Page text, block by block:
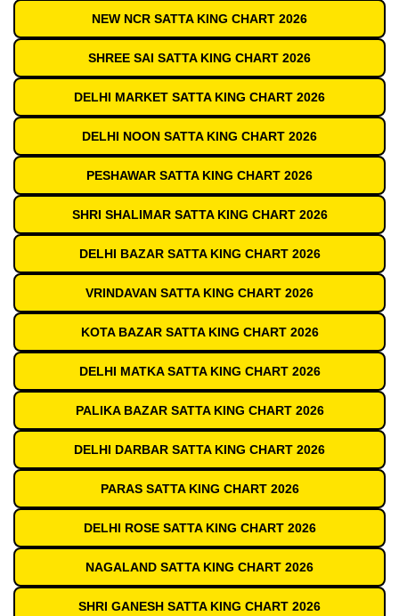
NEW NCR SATTA KING CHART 2026
SHREE SAI SATTA KING CHART 2026
DELHI MARKET SATTA KING CHART 2026
DELHI NOON SATTA KING CHART 2026
PESHAWAR SATTA KING CHART 2026
SHRI SHALIMAR SATTA KING CHART 2026
DELHI BAZAR SATTA KING CHART 2026
VRINDAVAN SATTA KING CHART 2026
KOTA BAZAR SATTA KING CHART 2026
DELHI MATKA SATTA KING CHART 2026
PALIKA BAZAR SATTA KING CHART 2026
DELHI DARBAR SATTA KING CHART 2026
PARAS SATTA KING CHART 2026
DELHI ROSE SATTA KING CHART 2026
NAGALAND SATTA KING CHART 2026
SHRI GANESH SATTA KING CHART 2026